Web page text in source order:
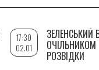
17:30
02.01
ЗЕЛЕНСЬКИЙ
ОЧІЛЬНИКОМ
РОЗВІДКИ